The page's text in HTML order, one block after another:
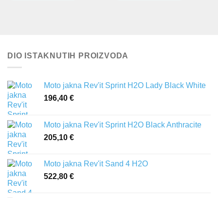
DIO ISTAKNUTIH PROIZVODA
Moto jakna Rev'it Sprint H2O Lady Black White
196,40 €
Moto jakna Rev'it Sprint H2O Black Anthracite
205,10 €
Moto jakna Rev'it Sand 4 H2O
522,80 €